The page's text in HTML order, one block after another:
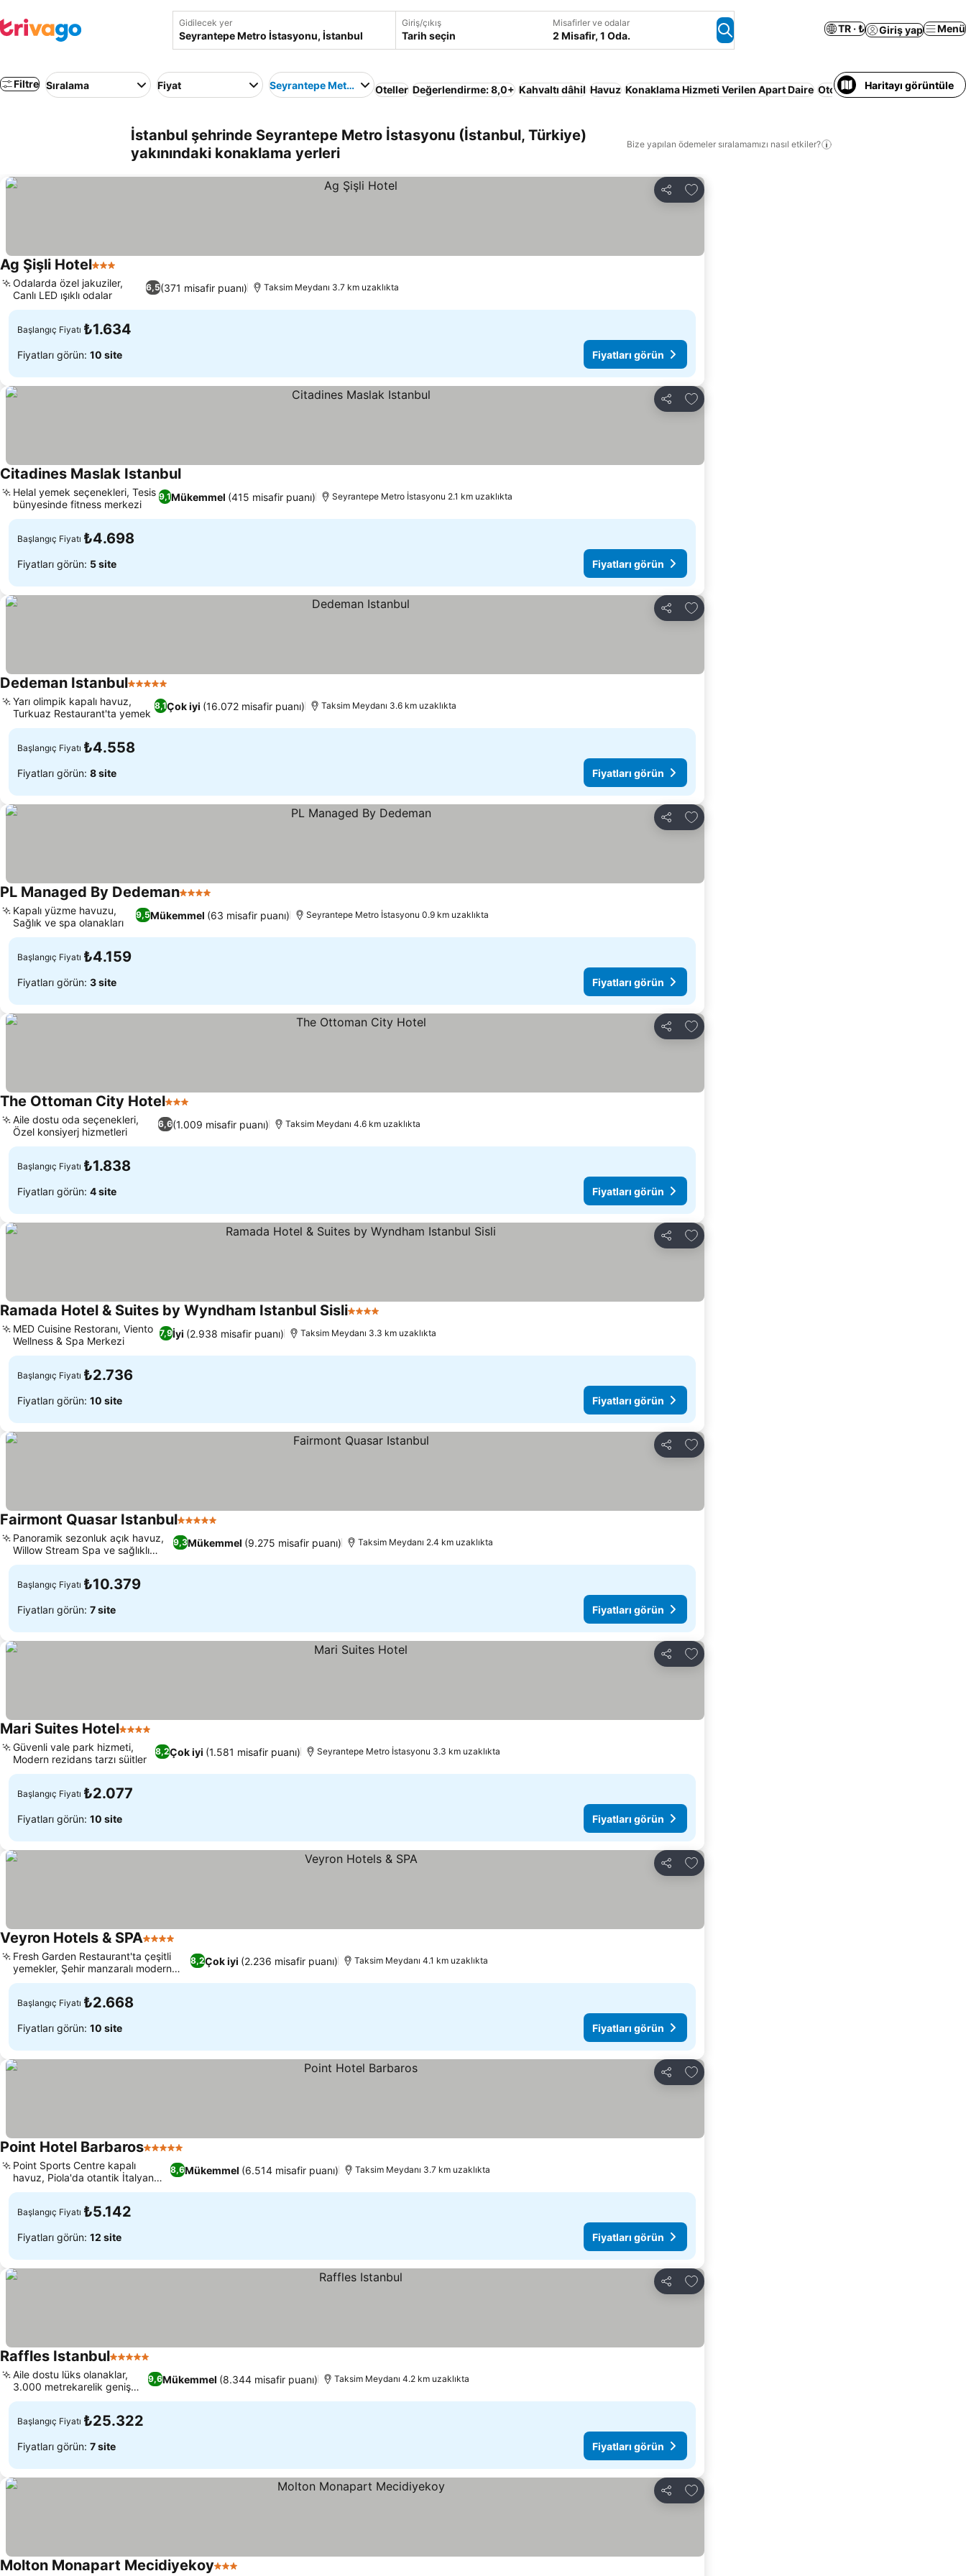
Gidilecek yer Giriş/çıkış
Tarih seçin
Misafirler ve odalar
2 Misafir, 1 Oda.
TR · ₺ Giriş yap Menü
Filtre Sıralama Fiyat Seyrantepe Metro İstasyonu
Oteller Değerlendirme: 8,0+ Kahvaltı dâhil Havuz Konaklama Hizmeti Verilen Apart Daire Otopark Tatil Köyü Yarım
Haritayı görüntüle
İstanbul şehrinde Seyrantepe Metro İstasyonu (İstanbul, Türkiye)
yakınındaki konaklama yerleri
Bize yapılan ödemeler sıralamamızı nasıl etkiler?
Paylaş
Favorilerime ekle
Ag Şişli Hotel3 Yıldız
6,5(371 misafir puanı)
Odalarda özel jakuziler,
Canlı LED ışıklı odalar
Taksim Meydanı 3.7 km uzaklıkta
Başlangıç Fiyatı ₺1.634
Fiyatları görün: 10 site Fiyatları görün
Paylaş
Favorilerime ekle
Citadines Maslak Istanbul
9,1Mükemmel (415 misafir puanı)
Helal yemek seçenekleri, Tesis
bünyesinde fitness merkezi
Seyrantepe Metro İstasyonu 2.1 km uzaklıkta
Başlangıç Fiyatı ₺4.698
Fiyatları görün: 5 site Fiyatları görün
Paylaş
Favorilerime ekle
Dedeman Istanbul5 Yıldız
8,1Çok iyi (16.072 misafir puanı)
Yarı olimpik kapalı havuz,
Turkuaz Restaurant'ta yemek
Taksim Meydanı 3.6 km uzaklıkta
Başlangıç Fiyatı ₺4.558
Fiyatları görün: 8 site Fiyatları görün
Paylaş
Favorilerime ekle
PL Managed By Dedeman4 Yıldız
9,5Mükemmel (63 misafir puanı)
Kapalı yüzme havuzu,
Sağlık ve spa olanakları
Seyrantepe Metro İstasyonu 0.9 km uzaklıkta
Başlangıç Fiyatı ₺4.159
Fiyatları görün: 3 site Fiyatları görün
Paylaş
Favorilerime ekle
The Ottoman City Hotel3 Yıldız
6,6(1.009 misafir puanı)
Aile dostu oda seçenekleri,
Özel konsiyerj hizmetleri
Taksim Meydanı 4.6 km uzaklıkta
Başlangıç Fiyatı ₺1.838
Fiyatları görün: 4 site Fiyatları görün
Paylaş
Favorilerime ekle
Ramada Hotel & Suites by Wyndham Istanbul Sisli4 Yıldız
7,9İyi (2.938 misafir puanı)
MED Cuisine Restoranı, Viento
Wellness & Spa Merkezi
Taksim Meydanı 3.3 km uzaklıkta
Başlangıç Fiyatı ₺2.736
Fiyatları görün: 10 site Fiyatları görün
Paylaş
Favorilerime ekle
Fairmont Quasar Istanbul5 Yıldız
9,3Mükemmel (9.275 misafir puanı)
Panoramik sezonluk açık havuz,
Willow Stream Spa ve sağlıklı
yaşam
Taksim Meydanı 2.4 km uzaklıkta
Başlangıç Fiyatı ₺10.379
Fiyatları görün: 7 site Fiyatları görün
Paylaş
Favorilerime ekle
Mari Suites Hotel4 Yıldız
8,2Çok iyi (1.581 misafir puanı)
Güvenli vale park hizmeti,
Modern rezidans tarzı süitler
Seyrantepe Metro İstasyonu 3.3 km uzaklıkta
Başlangıç Fiyatı ₺2.077
Fiyatları görün: 10 site Fiyatları görün
Paylaş
Favorilerime ekle
Veyron Hotels & SPA4 Yıldız
8,2Çok iyi (2.236 misafir puanı)
Fresh Garden Restaurant'ta çeşitli
yemekler, Şehir manzaralı modern
odalar
Taksim Meydanı 4.1 km uzaklıkta
Başlangıç Fiyatı ₺2.668
Fiyatları görün: 10 site Fiyatları görün
Paylaş
Favorilerime ekle
Point Hotel Barbaros5 Yıldız
8,6Mükemmel (6.514 misafir puanı)
Point Sports Centre kapalı
havuz, Piola'da otantik İtalyan
yemekleri
Taksim Meydanı 3.7 km uzaklıkta
Başlangıç Fiyatı ₺5.142
Fiyatları görün: 12 site Fiyatları görün
Paylaş
Favorilerime ekle
Raffles Istanbul5 Yıldız
9,6Mükemmel (8.344 misafir puanı)
Aile dostu lüks olanaklar,
3.000 metrekarelik geniş
spa
Taksim Meydanı 4.2 km uzaklıkta
Başlangıç Fiyatı ₺25.322
Fiyatları görün: 7 site Fiyatları görün
Paylaş
Favorilerime ekle
Molton Monapart Mecidiyekoy3 Yıldız